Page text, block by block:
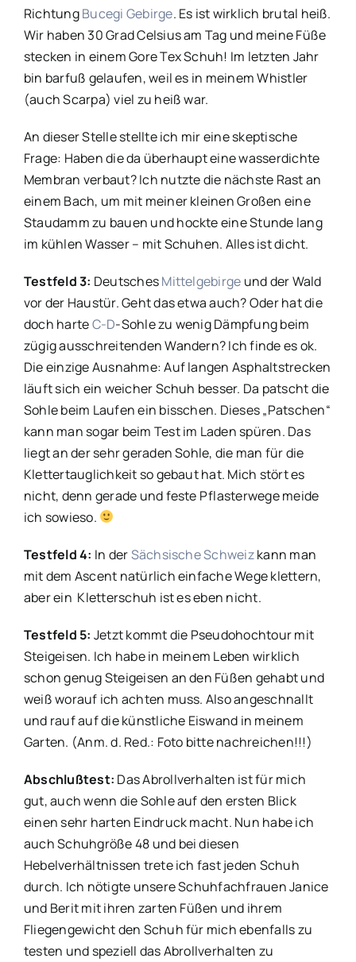
RichtungBucegi Gebirge. Es ist wirklich brutal heiß.
Wir haben 30 Grad Celsius am Tag und meine Füße
stecken in einem Gore Tex Schuh! Im letzten Jahr
bin barfuß gelaufen, weil es in meinem Whistler
(auch Scarpa) viel zu heiß war.
An dieser Stelle stellte ich mir eine skeptische
Frage: Haben die da überhaupt eine wasserdichte
Membran verbaut? Ich nutzte die nächste Rast an
einem Bach, um mit meiner kleinen Großen eine
Staudamm zu bauen und hockte eine Stunde lang
im kühlen Wasser – mit Schuhen. Alles ist dicht.
Testfeld 3: DeutschesMittelgebirge und der Wald
vor der Haustür. Geht das etwa auch? Oder hat die
doch harteC-D-Sohle zu wenig Dämpfung beim
zügig ausschreitenden Wandern? Ich finde es ok.
Die einzige Ausnahme: Auf langen Asphaltstrecken
läuft sich ein weicher Schuh besser. Da patscht die
Sohle beim Laufen ein bisschen. Dieses „Patschen“
kann man sogar beim Test im Laden spüren. Das
liegt an der sehr geraden Sohle, die man für die
Klettertauglichkeit so gebaut hat. Mich stört es
nicht, denn gerade und feste Pflasterwege meide
ich sowieso.
Testfeld 4: In derSächsische Schweizkann man
mit dem Ascent natürlich einfache Wege klettern,
aber ein Kletterschuh ist es eben nicht.
Testfeld 5: Jetzt kommt die Pseudohochtour mit
Steigeisen. Ich habe in meinem Leben wirklich
schon genug Steigeisen an den Füßen gehabt und
weiß worauf ich achten muss. Also angeschnallt
und rauf auf die künstliche Eiswand in meinem
Garten. (Anm. d. Red.: Foto bitte nachreichen!!!)
Abschlußtest: Das Abrollverhalten ist für mich
gut, auch wenn die Sohle auf den ersten Blick
einen sehr harten Eindruck macht. Nun habe ich
auch Schuhgröße 48 und bei diesen
Hebelverhältnissen trete ich fast jeden Schuh
durch. Ich nötigte unsere Schuhfachfrauen Janice
und Berit mit ihren zarten Füßen und ihrem
Fliegengewicht den Schuh für mich ebenfalls zu
testen und speziell das Abrollverhalten zu